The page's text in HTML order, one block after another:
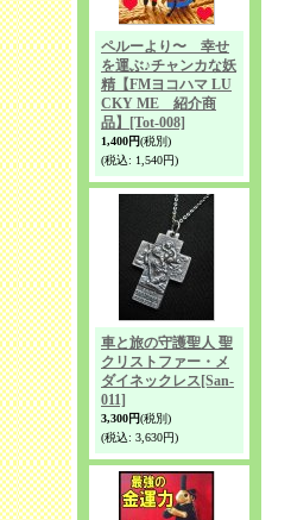
ペルーより〜 幸せ
を運ぶ♪チャンカな妖
精【FMヨコハマ LU
CKY ME 紹介商
品】
[Tot-008]
1,400円(税別)
(税込: 1,540円)
車と旅の守護聖人 聖
クリストファー・メ
ダイネックレス [San-
011]
3,300円(税別)
(税込: 3,630円)